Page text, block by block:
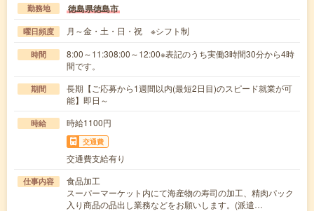
勤務地 徳島県徳島市
曜日頻度 月～金・土・日・祝 ※シフト制
時間
8:00～11:308:00～12:00※表記のうち実働3時間30分から4時
間です。
期間
長期【ご応募から1週間以内(最短2日目)のスピード就業が可
能】即日～
時給 時給1100円
交通費
交通費支給有り
仕事内容
食品加工
スーパーマーケット内にて海産物の寿司の加工、精肉パック
入り商品の品出し業務などをお願いします。(派遣…